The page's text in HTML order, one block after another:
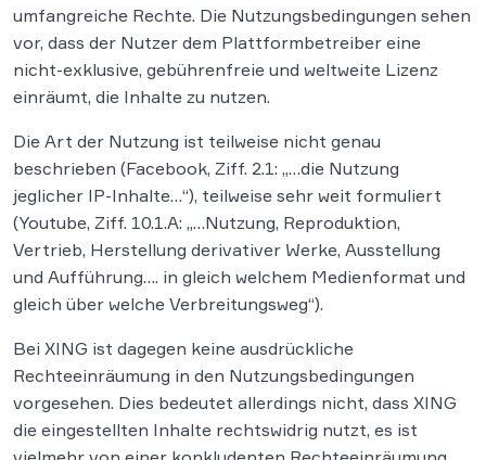
umfangreiche Rechte. Die Nutzungsbedingungen sehen
vor, dass der Nutzer dem Plattformbetreiber eine
nicht-exklusive, gebührenfreie und weltweite Lizenz
einräumt, die Inhalte zu nutzen.
Die Art der Nutzung ist teilweise nicht genau
beschrieben (Facebook, Ziff. 2.1: „…die Nutzung
jeglicher IP-Inhalte…“), teilweise sehr weit formuliert
(Youtube, Ziff. 10.1.A: „…Nutzung, Reproduktion,
Vertrieb, Herstellung derivativer Werke, Ausstellung
und Aufführung…. in gleich welchem Medienformat und
gleich über welche Verbreitungsweg“).
Bei XING ist dagegen keine ausdrückliche
Rechteeinräumung in den Nutzungsbedingungen
vorgesehen. Dies bedeutet allerdings nicht, dass XING
die eingestellten Inhalte rechtswidrig nutzt, es ist